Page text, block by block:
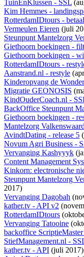
TuinEnKlussen - SSL
Kim Hemmes -
RotterdamIDtours -
Vermeulen Eieren (juli
Steunpunt Mantelzorg
Giethoorn boekingen -
Giethoorn boekingen -
RotterdamIDtours -
Aanstrand.nl - restyle
Kinderopvang de
Migratie GEONOSIS
KindOuderCoach.nl -
BackOffice Steunpunt
Giethoorn boekingen -
Mantelzorg
AvindtDating - release 5
Novum Agri Business -
Vervanging Kashyyyk
Content Management
Kinkorn: electronische
Steunpunt Mantelzorg
2017)
Vervanging Dagobah
kather.tv - API v2
RotterdamIDtours
Vervanging Tatooine
backoffice
StiefManagement.nl -
kather.tv - API (juli 2017)